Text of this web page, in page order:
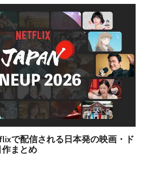
で配信される日本発の映画・ド
まとめ